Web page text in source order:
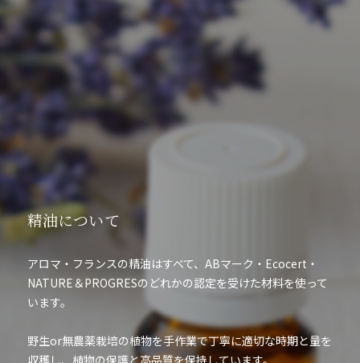
精油について
アロマ・フランスの精油はすべて、ABマーク・Ecocert・
NATURE＆PROGRESのどれかの認定を受けた材料を使って
います。
野生or無農薬栽培の植物を手作業で丁寧に適切な時期と量を
収穫し、植物の保護と高品質を保持しています。